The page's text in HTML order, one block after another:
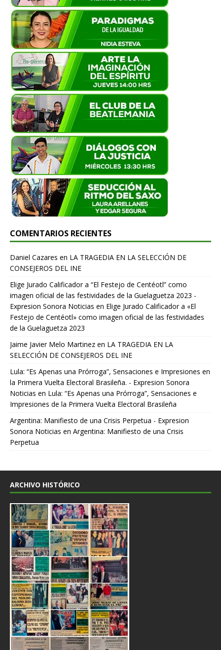
COMENTARIOS RECIENTES
Daniel Cazares en LA TRAGEDIA EN LA SELECCIÓN DE
CONSEJEROS DEL INE
Elige Jurado Calificador a “El Festejo de Centéotl” como
imagen oficial de las festividades de la Guelaguetza 2023 -
Expresion Sonora Noticias en Elige Jurado Calificador a «El
Festejo de Centéotl» como imagen oficial de las festividades
de la Guelaguetza 2023
Jaime Javier Melo Martinez en LA TRAGEDIA EN LA
SELECCIÓN DE CONSEJEROS DEL INE
Lula: “Es Apenas una Prórroga”, Sensaciones e Impresiones en
la Primera Vuelta Electoral Brasileña. - Expresion Sonora
Noticias en Lula: “Es Apenas una Prórroga”, Sensaciones e
Impresiones de la Primera Vuelta Electoral Brasileña
Argentina: Manifiesto de una Crisis Perpetua - Expresion
Sonora Noticias en Argentina: Manifiesto de una Crisis
Perpetua
ARCHIVO HISTÓRICO